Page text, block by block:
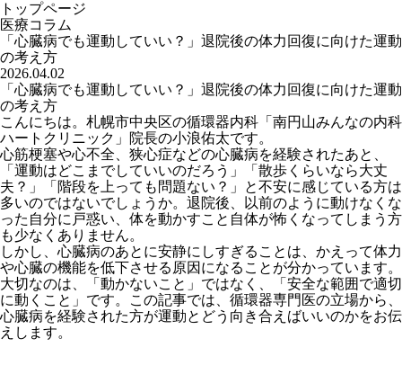
トップページ
医療コラム
「心臓病でも運動していい？」退院後の体力回復に向けた運動
の考え方
2026.04.02
「心臓病でも運動していい？」退院後の体力回復に向けた運動
の考え方
こんにちは。札幌市中央区の循環器内科「南円山みんなの内科
ハートクリニック」院長の小浪佑太です。
心筋梗塞や心不全、狭心症などの心臓病を経験されたあと、
「運動はどこまでしていいのだろう」「散歩くらいなら大丈
夫？」「階段を上っても問題ない？」と不安に感じている方は
多いのではないでしょうか。退院後、以前のように動けなくな
った自分に戸惑い、体を動かすこと自体が怖くなってしまう方
も少なくありません。
しかし、心臓病のあとに安静にしすぎることは、かえって体力
や心臓の機能を低下させる原因になることが分かっています。
大切なのは、「動かないこと」ではなく、「安全な範囲で適切
に動くこと」です。この記事では、循環器専門医の立場から、
心臓病を経験された方が運動とどう向き合えばいいのかをお伝
えします。